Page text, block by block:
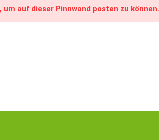
, um auf dieser Pinnwand posten zu können.